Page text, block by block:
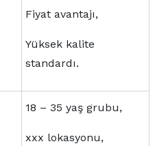
Fiyat avantajı,
Yüksek kalite
standardı.
18 – 35 yaş grubu,
xxx lokasyonu,